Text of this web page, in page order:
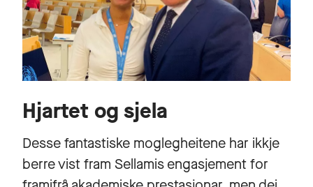
Hjartet og sjela
Desse fantastiske moglegheitene har ikkje
berre vist fram Sellamis engasjement for